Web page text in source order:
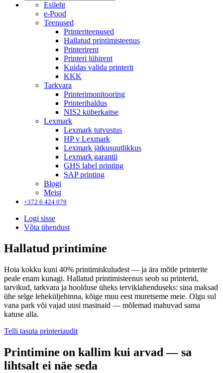
Esileht
e-Pood
Teenused
Printeriteenused
Hallatud printimisteenus
Printerirent
Printeri lühirent
Kuidas valida printerit
KKK
Tarkvara
Printerimonitooring
Printerihaldus
NIS2 küberkaitse
Lexmark
Lexmark tutvustus
HP v Lexmark
Lexmark jätkusuutlikkus
Lexmark garantii
GHS label printing
SAP printing
Blogi
Meist
+372 6 424 079
Logi sisse
Võta ühendust
Hallatud printimine
Hoia kokku kuni 40% printimiskuludest — ja ära mõtle printerite
peale enam kunagi. Hallatud printimisteenus seob su printerid,
tarvikud, tarkvara ja hoolduse üheks terviklahenduseks: sina maksad
ühe selge leheküljehinna, kõige muu eest muretseme meie. Olgu sul
vana park või vajad uusi masinaid — mõlemad mahuvad sama
katuse alla.
Telli tasuta printeriaudit
Printimine on kallim kui arvad — sa
lihtsalt ei näe seda